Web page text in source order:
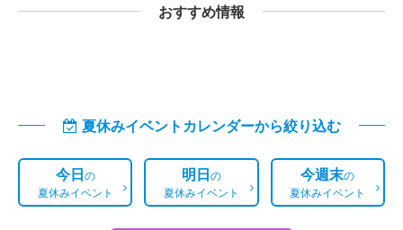
おすすめ情報
夏休みイベントカレンダーから絞り込む
今日の
夏休みイベント
明日の
夏休みイベント
今週末の
夏休みイベント